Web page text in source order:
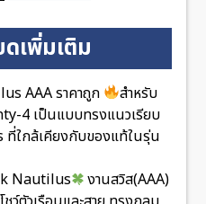
ดเพิ่มเติม
AAA ราคาถูก
สำหรับ
4 เป็นแบบทรงแนวเรียบ
ที่ใกล้เคียงกับของแท้ในรุ่น
Nautilus
งานสวิส(AAA)